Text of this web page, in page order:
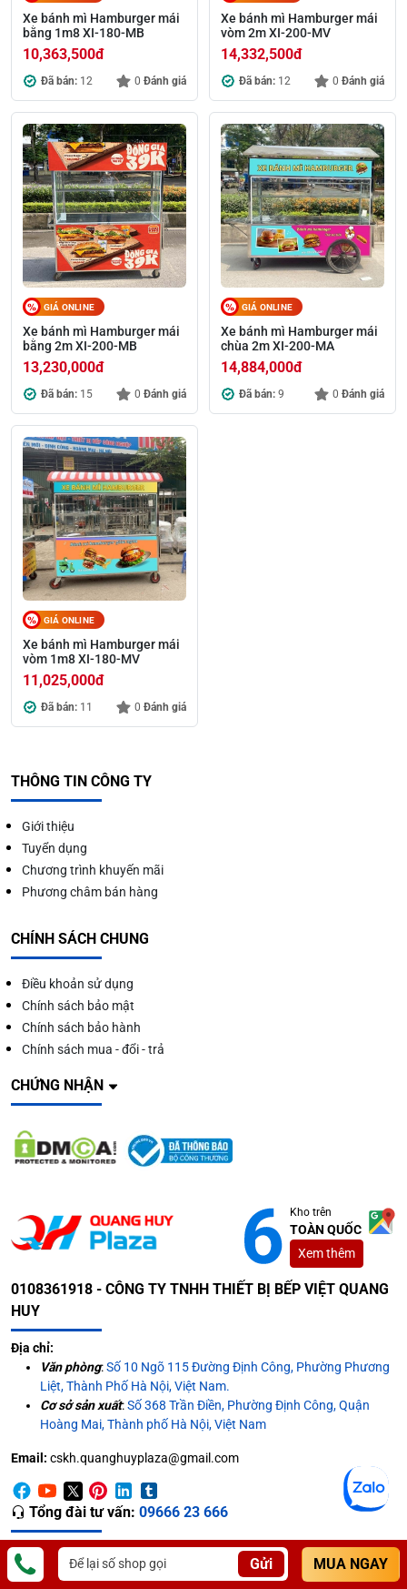
Xe bánh mì Hamburger mái
bằng 1m8 XI-180-MB
10,363,500đ
Đã bán: 12 0 Đánh giá
Xe bánh mì Hamburger mái
vòm 2m XI-200-MV
14,332,500đ
Đã bán: 12 0 Đánh giá
GIÁ ONLINE
Xe bánh mì Hamburger mái
bằng 2m XI-200-MB
13,230,000đ
Đã bán: 15 0 Đánh giá
GIÁ ONLINE
Xe bánh mì Hamburger mái
chùa 2m XI-200-MA
14,884,000đ
Đã bán: 9 0 Đánh giá
GIÁ ONLINE
Xe bánh mì Hamburger mái
vòm 1m8 XI-180-MV
11,025,000đ
Đã bán: 11 0 Đánh giá
THÔNG TIN CÔNG TY
Giới thiệu
Tuyển dụng
Chương trình khuyến mãi
Phương châm bán hàng
CHÍNH SÁCH CHUNG
Điều khoản sử dụng
Chính sách bảo mật
Chính sách bảo hành
Chính sách mua - đổi - trả
CHỨNG NHẬN
Kho trên
TOÀN QUỐC
Xem thêm
0108361918 - CÔNG TY TNHH THIẾT BỊ BẾP VIỆT QUANG
HUY
Địa chỉ:
Văn phòng:Số 10 Ngõ 115 Đường Định Công, Phường Phương
Liệt, Thành Phố Hà Nội, Việt Nam.
Cơ sở sản xuất:Số 368 Trần Điền, Phường Định Công, Quận
Hoàng Mai, Thành phố Hà Nội, Việt Nam
Email: cskh.quanghuyplaza@gmail.com
Tổng đài tư vấn: 09666 23 666
Liên hệ bảo hành:
Khu vực miền Bắc: 09666 23 666
Gửi MUA NGAY